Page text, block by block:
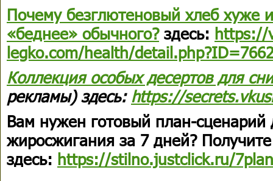
Почему безглютеновый хлеб хуже и
«беднее» обычного? здесь: https://
legko.com/health/
Коллекция особых десертовдля
рекламы) здесь: https://
Вам нужен готовый план-сценарий
жиросжигания за 7 дней?
здесь: https://stilno.justclick.ru/